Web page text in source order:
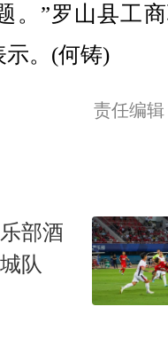
。”罗山县工
示。(何铸)
责任编
部酒
队